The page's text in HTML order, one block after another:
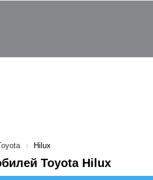
Hilux
Toyota Hilux